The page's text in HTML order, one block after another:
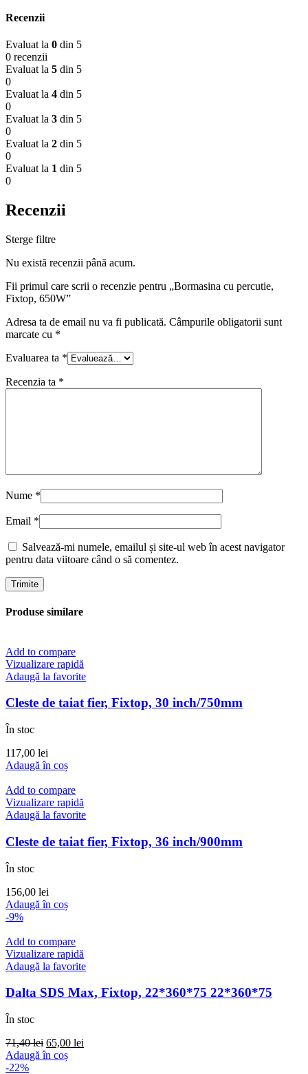
Recenzii
Evaluat la 0 din 5
0 recenzii
Evaluat la 5 din 5
0
Evaluat la 4 din 5
0
Evaluat la 3 din 5
0
Evaluat la 2 din 5
0
Evaluat la 1 din 5
0
Recenzii
Sterge filtre
Nu există recenzii până acum.
Fii primul care scrii o recenzie pentru „Bormasina cu percutie,
Fixtop, 650W”
Adresa ta de email nu va fi publicată. Câmpurile obligatorii sunt
marcate cu *
Evaluarea ta *
Recenzia ta *
Nume *
Email *
Salvează-mi numele, emailul și site-ul web în acest navigator
pentru data viitoare când o să comentez.
Produse similare
Add to compare
Vizualizare rapidă
Adaugă la favorite
Cleste de taiat fier, Fixtop, 30 inch/750mm
În stoc
117,00 lei
Adaugă în coș
Add to compare
Vizualizare rapidă
Adaugă la favorite
Cleste de taiat fier, Fixtop, 36 inch/900mm
În stoc
156,00 lei
Adaugă în coș
-9%
Add to compare
Vizualizare rapidă
Adaugă la favorite
Dalta SDS Max, Fixtop, 22*360*75 22*360*75
În stoc
71,40lei Prețul
inițial
65,00 lei
Adaugă în coș
-22%